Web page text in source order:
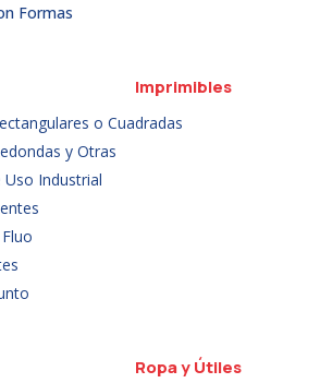
Formas
Imprimibles
o Cuadradas
y Otras
Uso Industrial
Ropa y Útiles